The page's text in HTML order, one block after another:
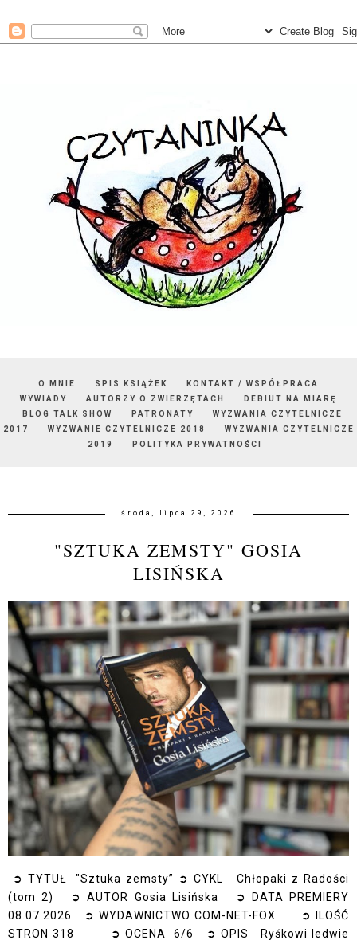
O MNIE SPIS KSIĄŻEK
KONTAKT / WSPÓŁPRACA
WYWIADY
AUTORZY O ZWIERZĘTACH
DEBIUT NA MIARĘ
BLOG TALK SHOW
PATRONATY
WYZWANIA CZYTELNICZE
2017
WYZWANIE CZYTELNICZE 2018
WYZWANIA CZYTELNICZE
2019
POLITYKA PRYWATNOŚCI
środa, lipca 29, 2026
"SZTUKA ZEMSTY" GOSIA
LISIŃSKA
➲ TYTUŁ "Sztuka zemsty” ➲ CYKL Chłopaki z Radości
(tom 2) ➲ AUTOR Gosia Lisińska ➲ DATA PREMIERY
08.07.2026 ➲ WYDAWNICTWO COM-NET-FOX ➲ ILOŚĆ
STRON 318 ➲ OCENA 6/6 ➲ OPIS Ryśkowi ledwie